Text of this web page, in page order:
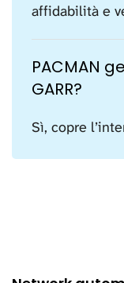
affidabilità e
PACMAN
GARR?
Sì, copre